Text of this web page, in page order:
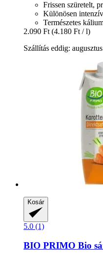
Frissen szüretelt,
Különösen
Természetes
2.090 Ft (4.180 Ft / l)
Szállítás eddig:
Kosár
5.0 (1)
BIO PRIMO Bio